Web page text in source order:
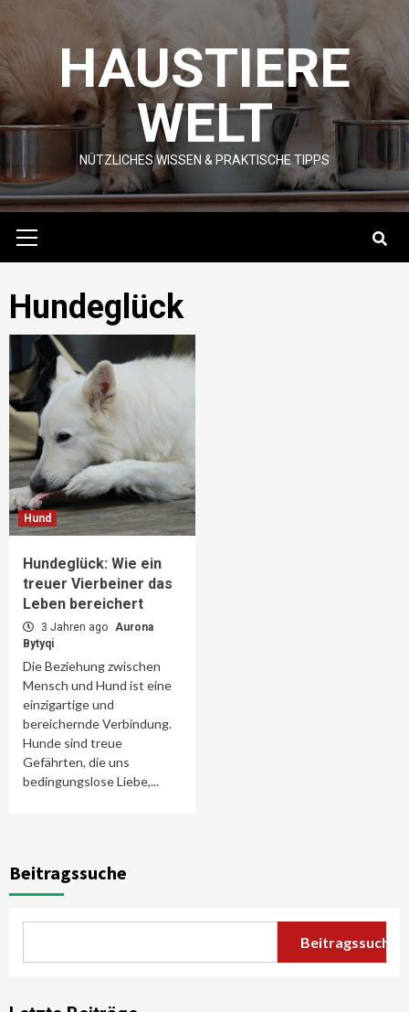
content HAUSTIERE
WELT
NÜTZLICHES WISSEN & PRAKTISCHE TIPPS
Menu
Hundeglück
Hund
Hundeglück: Wie ein
treuer Vierbeiner das
Leben bereichert
3 Jahren ago Aurona
Bytyqi
Die Beziehung zwischen
Mensch und Hund ist eine
einzigartige und
bereichernde Verbindung.
Hunde sind treue
Gefährten, die uns
bedingungslose Liebe,...
Beitragssuche
Beitragssuche